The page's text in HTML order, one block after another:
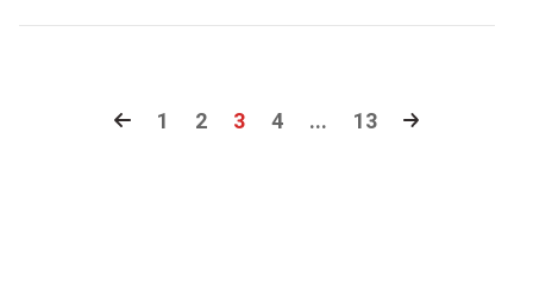
1 2 3 4 ... 13